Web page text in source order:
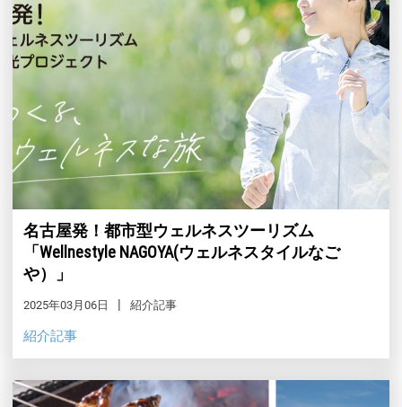
名古屋発！都市型ウェルネスツーリズム
「Wellnestyle NAGOYA(ウェルネスタイルなご
や）」
2025年03月06日 紹介記事
紹介記事